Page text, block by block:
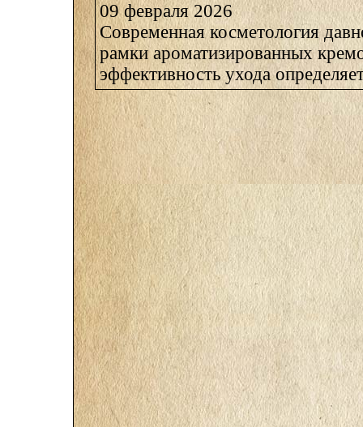
09 февраля 2026
Современная косметология
рамки ароматизированных
эффективность ухода